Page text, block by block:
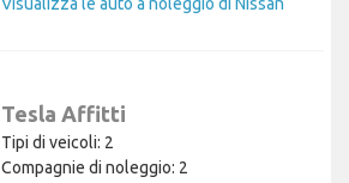
Tesla Affitti
Tipi di veicoli: 2
Compagnie di noleggio: 2